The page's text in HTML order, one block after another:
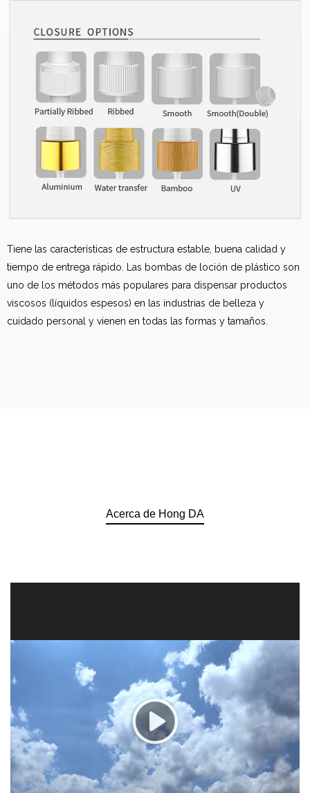
Tiene las características de estructura estable, buena calidad y
tiempo de entrega rápido. Las bombas de loción de plástico son
uno de los métodos más populares para dispensar productos
viscosos (líquidos espesos) en las industrias de belleza y
cuidado personal y vienen en todas las formas y tamaños.
Acerca de Hong DA